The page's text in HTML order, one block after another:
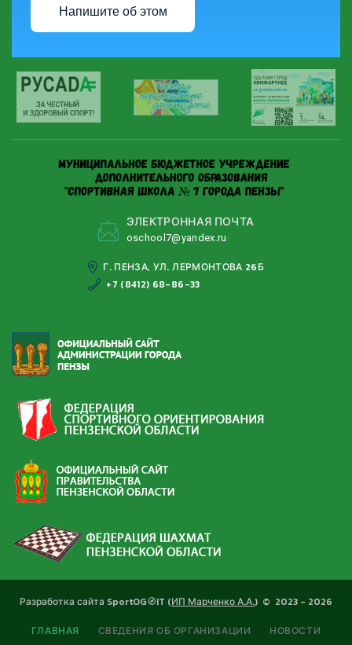
Напишите об этом
ЭЛЕКТРОННАЯ ПОЧТА
oschool7@yandeх.ru
Г. ПЕНЗА, УЛ. ЛЕРМОНТОВА 26Б
+7 (8412) 68-86-33
Разработка сайта SportOG🧭IT (ИП Марченко А.А.) © 2023 - 2026
ГЛАВНАЯ СВЕДЕНИЯ ОБ ОРГАНИЗАЦИИ
НОВОСТИ